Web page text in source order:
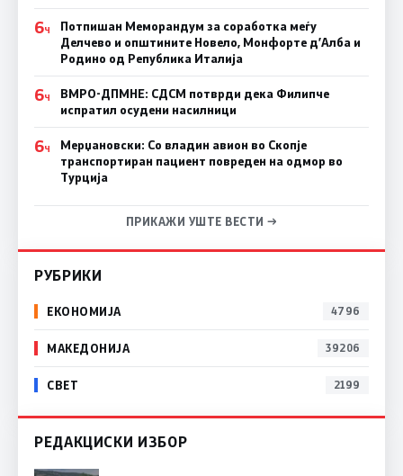
6Ч
Потпишан Меморандум за соработка меѓу
Делчево и општините Новело, Монфорте д’Алба и
Родино од Република Италија
6Ч
ВМРО-ДПМНЕ: СДСM потврди дека Филипче
испратил осудени насилници
6Ч
Мерџановски: Со владин авион во Скопје
транспортиран пациент повреден на одмор во
Турција
ПРИКАЖИ УШТЕ ВЕСТИ →
РУБРИКИ
ЕКОНОМИЈА 4796
МАКЕДОНИЈА 39206
СВЕТ 2199
РЕДАКЦИСКИ ИЗБОР